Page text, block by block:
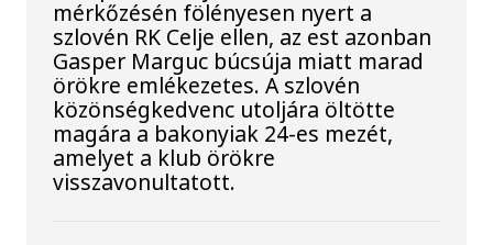
mérkőzésén fölényesen nyert a
szlovén RK Celje ellen, az est azonban
Gasper Marguc búcsúja miatt marad
örökre emlékezetes. A szlovén
közönségkedvenc utoljára öltötte
magára a bakonyiak 24-es mezét,
amelyet a klub örökre
visszavonultatott.